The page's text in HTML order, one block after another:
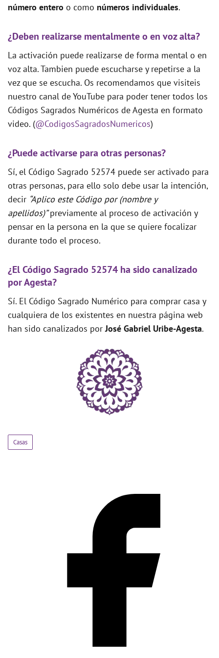
número entero o como números individuales.
¿Deben realizarse mentalmente o en voz alta?
La activación puede realizarse de forma mental o en
voz alta. Tambien puede escucharse y repetirse a la
vez que se escucha. Os recomendamos que visiteis
nuestro canal de YouTube para poder tener todos los
Códigos Sagrados Numéricos de Agesta en formato
video. (@CodigosSagradosNumericos)
¿Puede activarse para otras personas?
Sí, el Código Sagrado 52574 puede ser activado para
otras personas, para ello solo debe usar la intención,
decir “Aplico este Código por (nombre y
apellidos)”previamente al proceso de activación y
pensar en la persona en la que se quiere focalizar
durante todo el proceso.
¿El Código Sagrado 52574 ha sido canalizado
por Agesta?
Sí. El Código Sagrado Numérico para comprar casa y
cualquiera de los existentes en nuestra página web
han sido canalizados porJosé Gabriel Uribe-Agesta.
Casas